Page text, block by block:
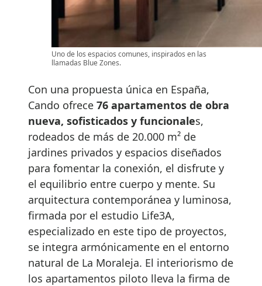
Uno de los espacios comunes, inspirados en las
llamadas Blue Zones.
Con una propuesta única en España,
Cando ofrece 76 apartamentos de obra
nueva, sofisticados y funcionales,
rodeados de más de 20.000 m² de
jardines privados y espacios diseñados
para fomentar la conexión, el disfrute y
el equilibrio entre cuerpo y mente. Su
arquitectura contemporánea y luminosa,
firmada por el estudio Life3A,
especializado en este tipo de proyectos,
se integra armónicamente en el entorno
natural de La Moraleja. El interiorismo de
los apartamentos piloto lleva la firma de